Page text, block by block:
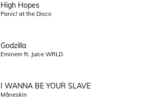
High Hopes
Panic! at the Disco
Godzilla
Eminem ft. Juice WRLD
I WANNA BE YOUR SLAVE
Måneskin